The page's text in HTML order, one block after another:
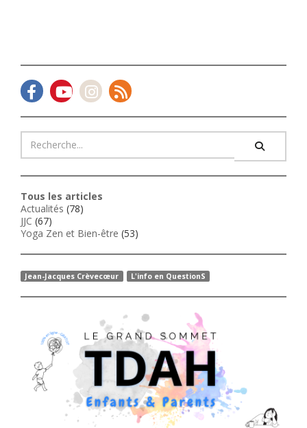
Tous les articles
Actualités (78)
JJC (67)
Yoga Zen et Bien-être (53)
Jean-Jacques Crèvecœur L'info en QuestionS